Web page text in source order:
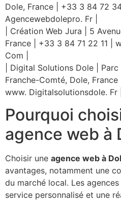
Dole, France | +33 3 84 72
Agencewebdolepro. Fr |
| Création Web Jura | 5
France | +33 3 84 71 22 11 |
Com |
| Digital Solutions Dole |
Franche-Comté, Dole,
www. Digitalsolutionsdole. Fr
Pourquoi
agence web à
Choisir une agence web à
avantages, notamment une
du marché local. Les
service personnalisé et une